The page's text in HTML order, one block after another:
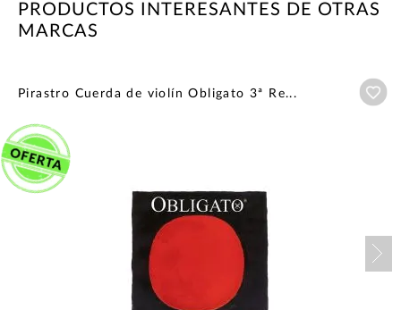
PRODUCTOS INTERESANTES DE OTRAS
MARCAS
Pirastro Cuerda de violín Obligato 3ª Re...